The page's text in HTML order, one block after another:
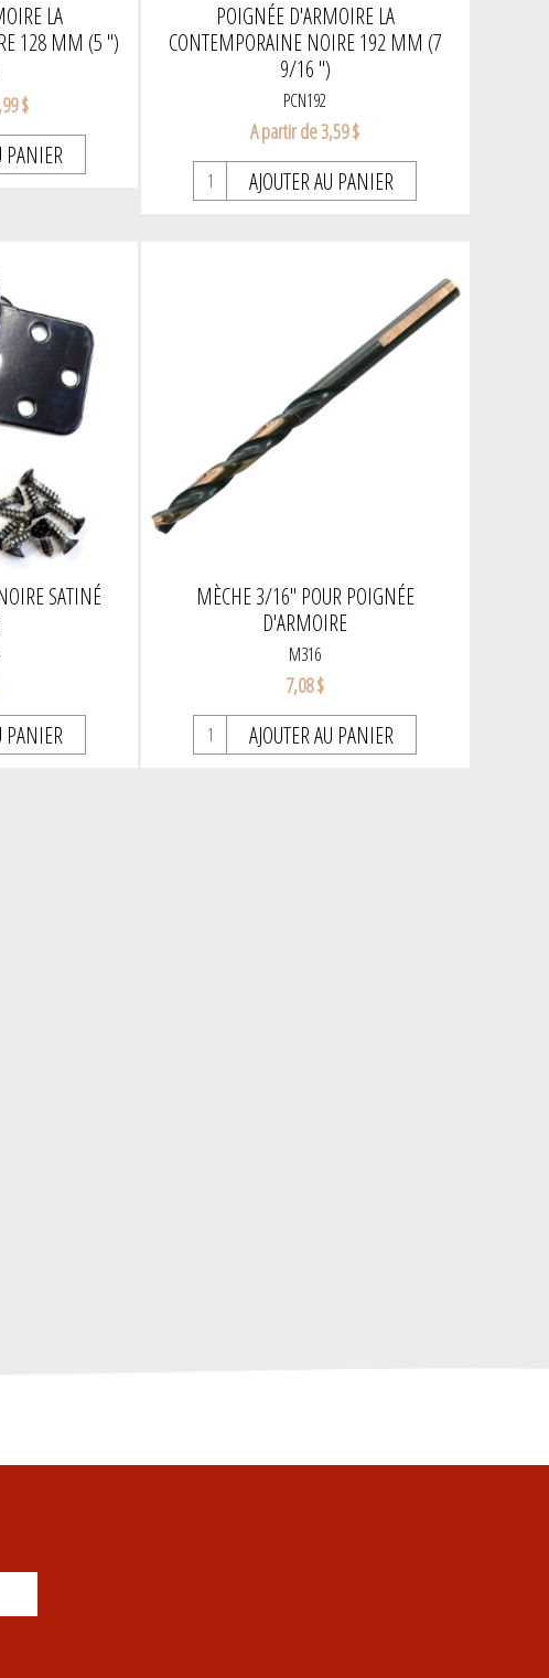
LA
128 MM (5 ")
$
PANIER
POIGNÉE D'ARMOIRE LA
CONTEMPORAINE NOIRE 192 MM (7
9/16 ")
PCN192
A partir de 3,59 $
AJOUTER AU PANIER
SATINÉ
PANIER
MÈCHE 3/16" POUR POIGNÉE
D'ARMOIRE
M316
7,08 $
AJOUTER AU PANIER